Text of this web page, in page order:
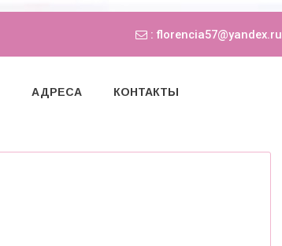
: florencia57@yandex.ru
АДРЕСА КОНТАКТЫ